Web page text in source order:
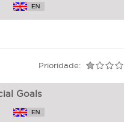
Prioridade:
Goals